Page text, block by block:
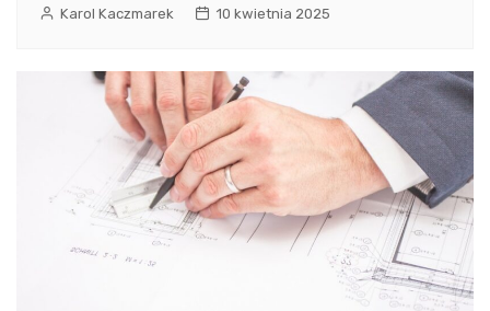
Karol Kaczmarek 10 kwietnia 2025